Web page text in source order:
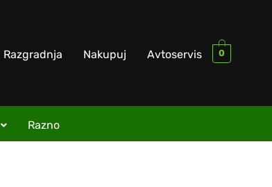
Razgradnja Nakupuj Avtoservis 0
Razno